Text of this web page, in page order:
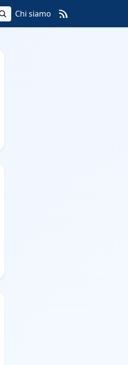
Chi siamo